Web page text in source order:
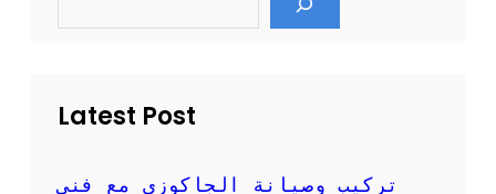
ي
ا
و
Latest Post
تركيب وصيانة الجاكوزي مع فني